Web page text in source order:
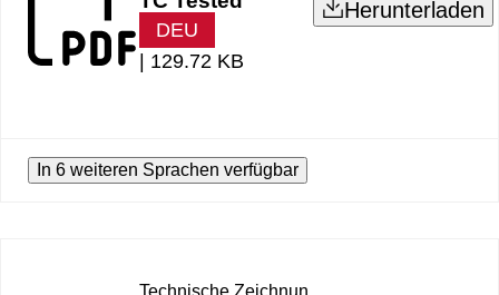
DEU
129.72 KB
Herunterladen
In 6 weiteren Sprachen verfügbar
Technische Zeichnun